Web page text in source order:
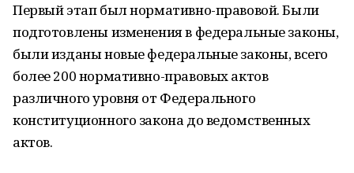
Первый этап был нормативно-правовой. Были
подготовлены изменения в федеральные законы,
были изданы новые федеральные законы, всего
более 200 нормативно-правовых актов
различного уровня от Федерального
конституционного закона до ведомственных
актов.